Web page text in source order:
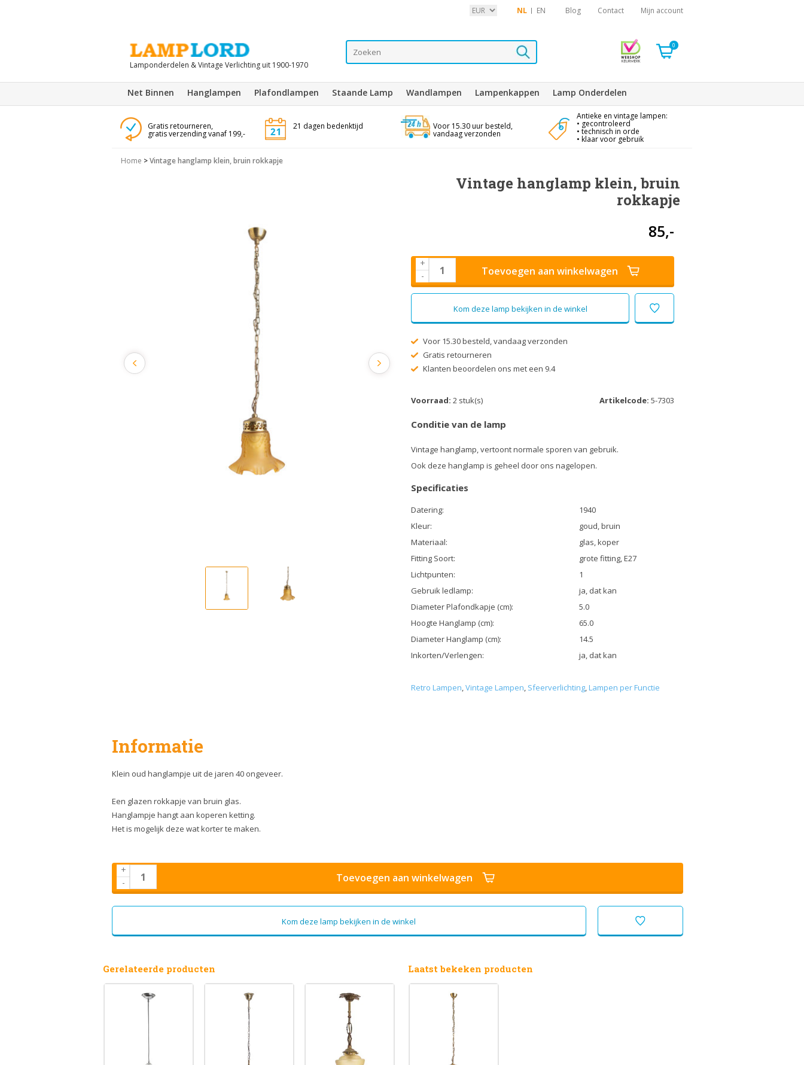
NL EN Blog Contact Mijn account
Lamponderdelen & Vintage Verlichting uit 1900-1970
0
Net Binnen Hanglampen Plafondlampen Staande Lamp Wandlampen Lampenkappen Lamp Onderdelen
Gratis retourneren,
gratis verzending vanaf 199,-
21 dagen bedenktijd Voor 15.30 uur besteld,
vandaag verzonden
Antieke en vintage lampen:
• gecontroleerd
• technisch in orde
• klaar voor gebruik
Home >Vintage hanglamp klein, bruin rokkapje
Vintage hanglamp klein, bruin
rokkapje
85,-
+
-
Toevoegen aan winkelwagen
Kom deze lamp bekijken in de winkel
Voor 15.30 besteld, vandaag verzonden
Gratis retourneren
Klanten beoordelen ons met een 9.4
Voorraad: 2 stuk(s) Artikelcode: 5-7303
Conditie van de lamp
Vintage hanglamp, vertoont normale sporen van gebruik.
Ook deze hanglamp is geheel door ons nagelopen.
Specificaties
Datering:
1940
Kleur:
goud, bruin
Materiaal:
glas, koper
Fitting Soort:
grote fitting, E27
Lichtpunten:
1
Gebruik ledlamp:
ja, dat kan
Diameter Plafondkapje (cm):
5.0
Hoogte Hanglamp (cm):
65.0
Diameter Hanglamp (cm):
14.5
Inkorten/Verlengen:
ja, dat kan
Retro Lampen,Vintage Lampen, Sfeerverlichting,Lampen per Functie
Informatie
Klein oud hanglampje uit de jaren 40 ongeveer.
Een glazen rokkapje van bruin glas.
Hanglampje hangt aan koperen ketting.
Het is mogelijk deze wat korter te maken.
+
-
Toevoegen aan winkelwagen
Kom deze lamp bekijken in de winkel
Gerelateerde producten Laatst bekeken producten